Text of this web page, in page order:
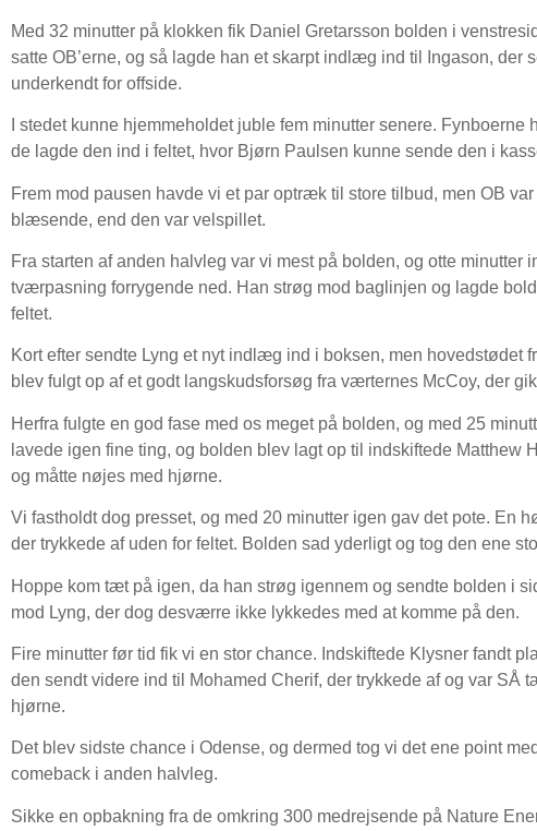
Med 32 minutter på klokken fik Daniel Gretarsson bolden i
satte OB’erne, og så lagde han et skarpt indlæg ind til Ingason,
underkendt for offside.
I stedet kunne hjemmeholdet juble fem minutter senere.
de lagde den ind i feltet, hvor Bjørn Paulsen kunne sende den i
Frem mod pausen havde vi et par optræk til store tilbud, men OB
blæsende, end den var velspillet.
Fra starten af anden halvleg var vi mest på bolden, og otte minutter
tværpasning forrygende ned. Han strøg mod baglinjen og lagde
feltet.
Kort efter sendte Lyng et nyt indlæg ind i boksen, men hovedstødet
blev fulgt op af et godt langskudsforsøg fra værternes McCoy, der
Herfra fulgte en god fase med os meget på bolden, og med 25
lavede igen fine ting, og bolden blev lagt op til indskiftede Matthew
og måtte nøjes med hjørne.
Vi fastholdt dog presset, og med 20 minutter igen gav det pote. En
der trykkede af uden for feltet. Bolden sad yderligt og tog den ene
Hoppe kom tæt på igen, da han strøg igennem og sendte bolden i
mod Lyng, der dog desværre ikke lykkedes med at komme på den.
Fire minutter før tid fik vi en stor chance. Indskiftede Klysner fandt
den sendt videre ind til Mohamed Cherif, der trykkede af og var SÅ
hjørne.
Det blev sidste chance i Odense, og dermed tog vi det ene point
comeback i anden halvleg.
Sikke en opbakning fra de omkring 300 medrejsende på Nature